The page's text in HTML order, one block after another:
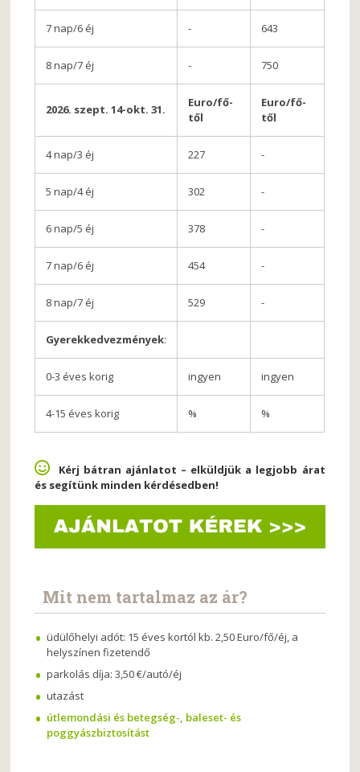
7 nap/6 éj - 643
8 nap/7 éj - 750
2026. szept. 14-okt. 31.
Euro/fő-
től
Euro/fő-
től
4 nap/3 éj 227 -
5 nap/4 éj 302 -
6 nap/5 éj 378 -
7 nap/6 éj 454 -
8 nap/7 éj 529 -
Gyerekkedvezmények:
0-3 éves korig ingyen ingyen
4-15 éves korig % %
Kérj bátran ajánlatot – elküldjük a legjobb árat
és segítünk minden kérdésedben!
Mit nem tartalmaz az ár?
üdülőhelyi adót: 15 éves kortól kb. 2,50 Euro/fő/éj, a
helyszínen fizetendő
parkolás díja: 3,50 €/autó/éj
utazást
útlemondási és betegség-, baleset- és
poggyászbiztosítást